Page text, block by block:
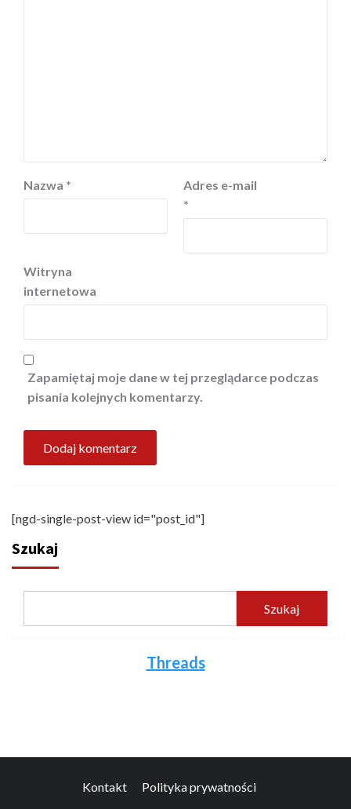
Nazwa *
Adres e-mail
*
Witryna
internetowa
Zapamiętaj moje dane w tej przeglądarce podczas
pisania kolejnych komentarzy.
[ngd-single-post-view id="post_id"]
Szukaj
Szukaj
Threads
Kontakt Polityka prywatności